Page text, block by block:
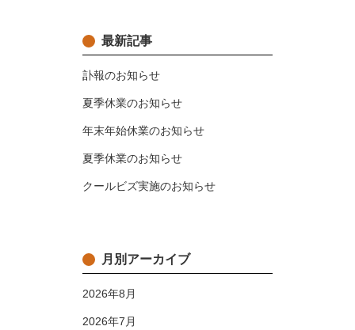
最新記事
訃報のお知らせ
夏季休業のお知らせ
年末年始休業のお知らせ
夏季休業のお知らせ
クールビズ実施のお知らせ
月別アーカイブ
2026年8月
2026年7月